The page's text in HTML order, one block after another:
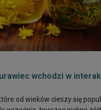
wchodzi w
od wieków cieszy się